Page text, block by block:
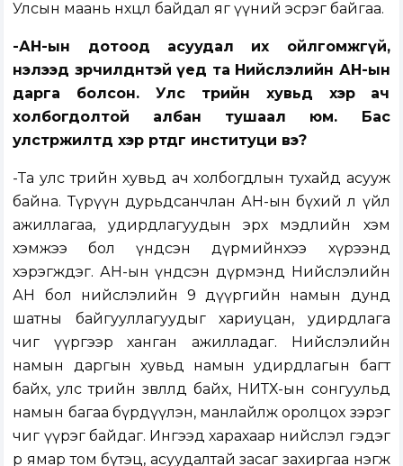
Улсын маань нөхцөл байдал яг үүний эсрэг байгаа.
-АН-ын дотоод асуудал их ойлгомжгүй,
нэлээд зөрчилдөөнтэй үед та Нийслэлийн АН-ын
дарга болсон. Улс төрийн хувьд хэр ач
холбогдолтой албан тушаал юм. Бас
улстөржилтөд хэр өртдөг институци вэ?
-Та улс төрийн хувьд ач холбогдлын тухайд асууж
байна. Түрүүн дурьдсанчлан АН-ын бүхий л үйл
ажиллагаа, удирдлагуудын эрх мэдлийн хэм
хэмжээ бол үндсэн дүрмийнхээ хүрээнд
хэрэгждэг. АН-ын үндсэн дүрмэнд Нийслэлийн
АН бол нийслэлийн 9 дүүргийн намын дунд
шатны байгууллагуудыг хариуцан, удирдлага
чиг үүргээр ханган ажилладаг. Нийслэлийн
намын даргын хувьд намын удирдлагын багт
байх, улс төрийн зөвлөлд байх, НИТХ-ын сонгуульд
намын багаа бүрдүүлэн, манлайлж оролцох зэрэг
чиг үүрэг байдаг. Ингээд харахаар нийслэл гэдэг
өөрөө ямар том бүтэц, асуудалтай засаг захиргаа нэгж